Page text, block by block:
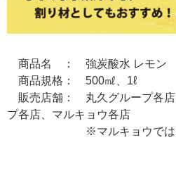
商品名 ： 強炭酸水 レモン
商品規格： 500㎖、1ℓ
販売店舗： 丸久グループ各店
プ各店、マルキョウ各店
※マルキョウでは1ℓの